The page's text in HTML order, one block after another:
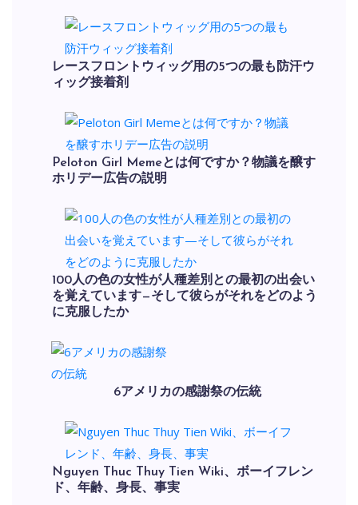
レースフロントウィッグ用の5つの最も防汗ウ
ィッグ接着剤
Peloton Girl Memeとは何ですか？物議を醸す
ホリデー広告の説明
100人の色の女性が人種差別との最初の出会い
を覚えています—そして彼らがそれをどのよう
に克服したか
6アメリカの感謝祭の伝統
Nguyen Thuc Thuy Tien Wiki、ボーイフレン
ド、年齢、身長、事実